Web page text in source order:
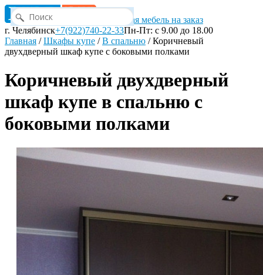
Корпусная мебель на заказ
г. Челябинск+7(922)740-22-33Пн-Пт: с 9.00 до 18.00
Главная /Шкафы купе /В спальню /Коричневый
двухдверный шкаф купе с боковыми полками
Коричневый двухдверный
шкаф купе в спальню с
боковыми полками